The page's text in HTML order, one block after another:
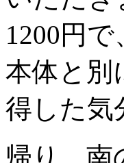
1200円
本体と別
得した気
帰り、南